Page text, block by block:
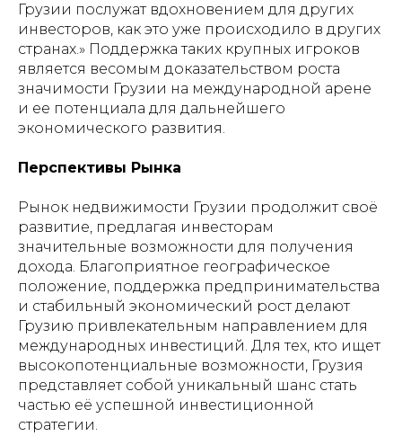
Грузии послужат вдохновением для других
инвесторов, как это уже происходило в других
странах.» Поддержка таких крупных игроков
является весомым доказательством роста
значимости Грузии на международной арене
и ее потенциала для дальнейшего
экономического развития.
Перспективы Рынка
Рынок недвижимости Грузии продолжит своё
развитие, предлагая инвесторам
значительные возможности для получения
дохода. Благоприятное географическое
положение, поддержка предпринимательства
и стабильный экономический рост делают
Грузию привлекательным направлением для
международных инвестиций. Для тех, кто ищет
высокопотенциальные возможности, Грузия
представляет собой уникальный шанс стать
частью её успешной инвестиционной
стратегии.